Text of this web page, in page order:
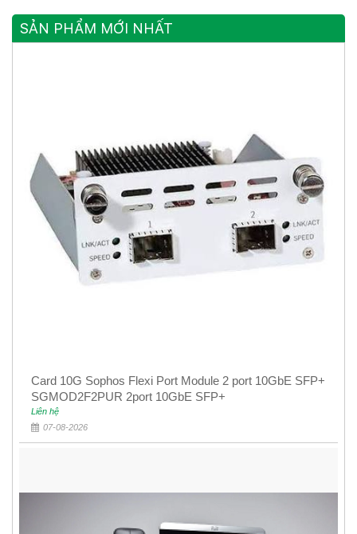
SẢN PHẨM MỚI NHẤT
Card 10G Sophos Flexi Port Module 2 port 10GbE SFP+
SGMOD2F2PUR 2port 10GbE SFP+
Liên hệ
07-08-2026